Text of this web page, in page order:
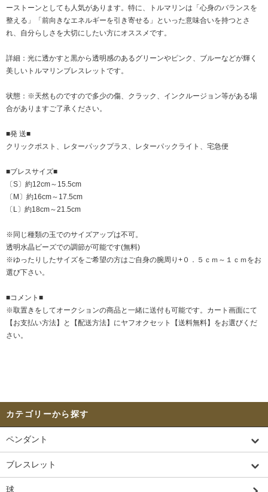
ーストーンとしても人気があります。特に、トルマリンは「心身のバランスを
整える」「前向きなエネルギーを引き寄せる」といった意味合いを持つとさ
れ、自分らしさを大切にしたい方にオススメです。
詳細：光に透かすと黒から透明感のあるグリーンやピンク、ブルーなどが輝く
美しいトルマリンブレスレットです。
状態：※天然ものですので多少の傷、クラック、インクルージョン等がある場
合がありますご了承ください。
■発 送■
クリックポスト、レターパックプラス、レターパックライト、宅急便
■ブレスサイズ■
〔S〕約12cm～15.5cm
〔M〕約16cm～17.5cm
〔L〕約18cm～21.5cm
※同じ種類の玉でのサイズアップは不可。
透明水晶ビーズでの調節が可能です(無料)
※ゆったりしたサイズをご希望の方はご自身の腕周り+０．５ｃｍ～１ｃｍをお
選び下さい。
■コメント■
※取置きをしてオークションの商品と一緒に送付も可能です。カート画面にて
【お支払い方法】と【配送方法】にヤフオクセット【送料無料】をお選びくだ
さい。
カテゴリーから探す
ペンダント
ブレスレット
球